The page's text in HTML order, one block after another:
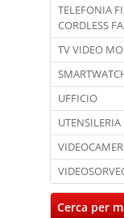
TELEFONIA
CORDLESS
TV VIDEO
UFFICIO
UTENSILERIA
Cerca per